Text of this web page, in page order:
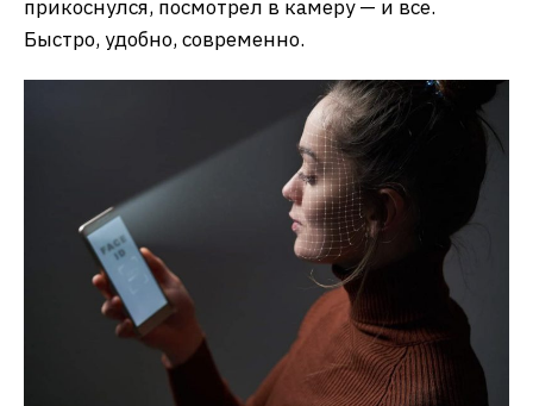
прикоснулся, посмотрел в камеру — и все.
Быстро, удобно, современно.